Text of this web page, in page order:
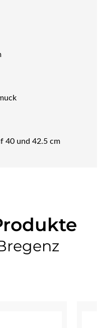
40 und 42.5 cm